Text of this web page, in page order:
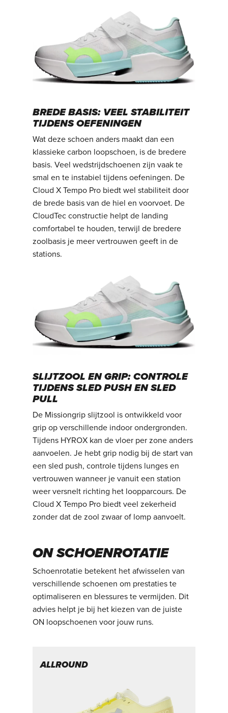
BREDE BASIS: VEEL STABILITEIT
TIJDENS OEFENINGEN
Wat deze schoen anders maakt dan een
klassieke carbon loopschoen, is de bredere
basis. Veel wedstrijdschoenen zijn vaak te
smal en te instabiel tijdens oefeningen. De
Cloud X Tempo Pro biedt wel stabiliteit door
de brede basis van de hiel en voorvoet. De
CloudTec constructie helpt de landing
comfortabel te houden, terwijl de bredere
zoolbasis je meer vertrouwen geeft in de
stations.
SLIJTZOOL EN GRIP: CONTROLE
TIJDENS SLED PUSH EN SLED
PULL
De Missiongrip slijtzool is ontwikkeld voor
grip op verschillende indoor ondergronden.
Tijdens HYROX kan de vloer per zone anders
aanvoelen. Je hebt grip nodig bij de start van
een sled push, controle tijdens lunges en
vertrouwen wanneer je vanuit een station
weer versnelt richting het loopparcours. De
Cloud X Tempo Pro biedt veel zekerheid
zonder dat de zool zwaar of lomp aanvoelt.
ON SCHOENROTATIE
Schoenrotatie betekent het afwisselen van
verschillende schoenen om prestaties te
optimaliseren en blessures te vermijden. Dit
advies helpt je bij het kiezen van de juiste
ON loopschoenen voor jouw runs.
ALLROUND